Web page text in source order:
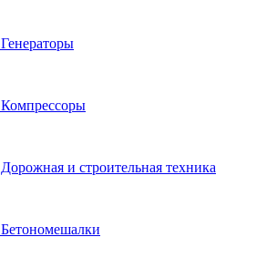
Генераторы
Компрессоры
Дорожная и строительная техника
Бетономешалки